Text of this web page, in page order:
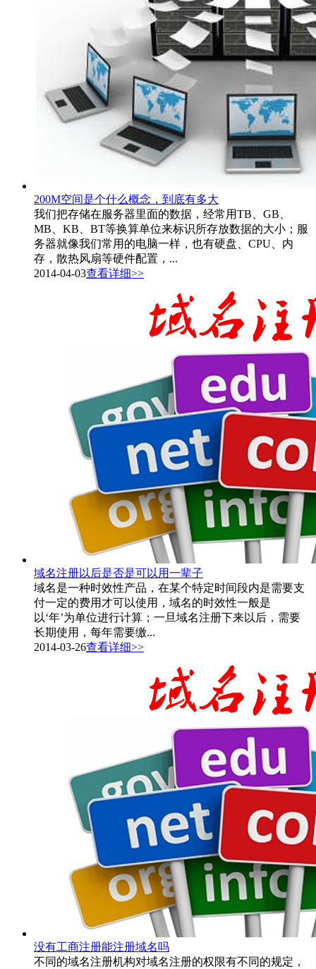
200M空间是个什么概念，到底有多大
我们把存储在服务器里面的数据，经常用TB、GB、
MB、KB、BT等换算单位来标识所存放数据的大小；服
务器就像我们常用的电脑一样，也有硬盘、CPU、内
存，散热风扇等硬件配置，...
2014-04-03查看详细>>
域名注册以后是否是可以用一辈子
域名是一种时效性产品，在某个特定时间段内是需要支
付一定的费用才可以使用，域名的时效性一般是
以‘年’为单位进行计算；一旦域名注册下来以后，需要
长期使用，每年需要缴...
2014-03-26查看详细>>
没有工商注册能注册域名吗
不同的域名注册机构对域名注册的权限有不同的规定，